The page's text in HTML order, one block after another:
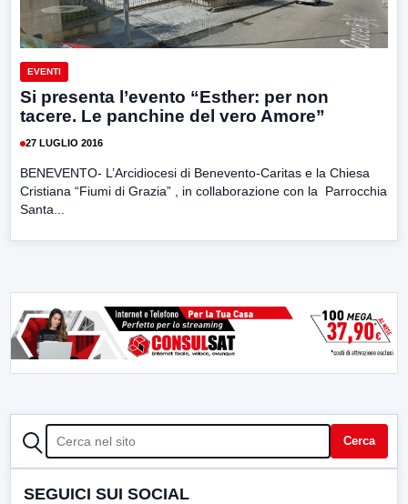
EVENTI
Si presenta l’evento “Esther: per non
tacere. Le panchine del vero Amore”
27 LUGLIO 2016
BENEVENTO- L’Arcidiocesi di Benevento-Caritas e la Chiesa
Cristiana “Fiumi di Grazia” , in collaborazione con la Parrocchia
Santa...
CERCA Cerca
SEGUICI SUI SOCIAL